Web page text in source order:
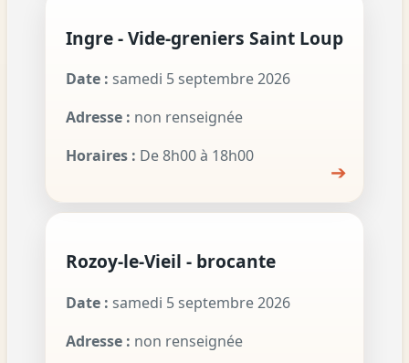
Ingre - Vide-greniers Saint Loup
Date : samedi 5 septembre 2026
Adresse : non renseignée
Horaires : De 8h00 à 18h00
➔
Rozoy-le-Vieil - brocante
Date : samedi 5 septembre 2026
Adresse : non renseignée